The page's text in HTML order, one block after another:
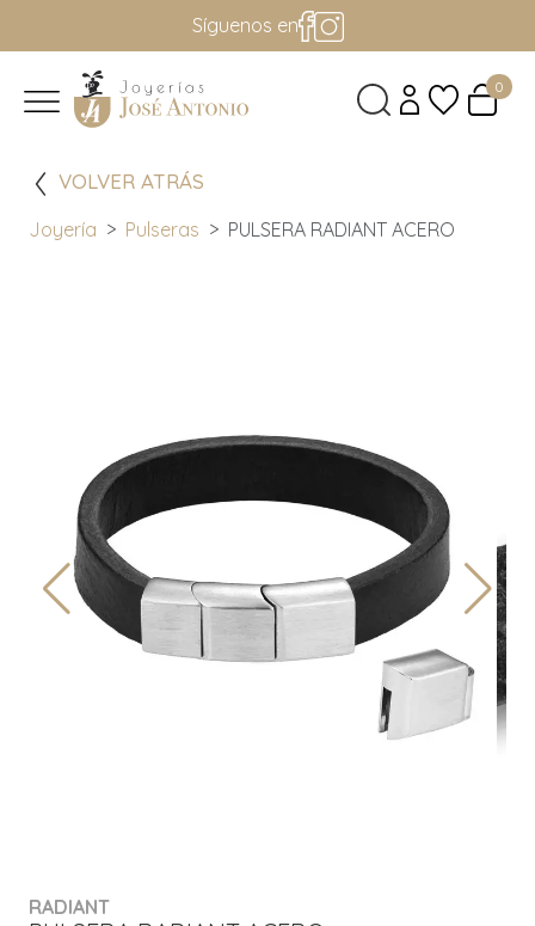
Síguenos en
0
VOLVER ATRÁS
Joyería Pulseras PULSERA RADIANT ACERO
RADIANT